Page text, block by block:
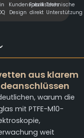
Kundenspezifisches
Design
Fabrik
direkt
Technische
Unterstützung
aus klarem
warum die
mit PTFE-M10-
weit